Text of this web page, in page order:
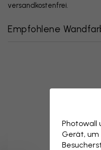
versandkostenfrei.
Empfohlene
Photowall
Gerät, um